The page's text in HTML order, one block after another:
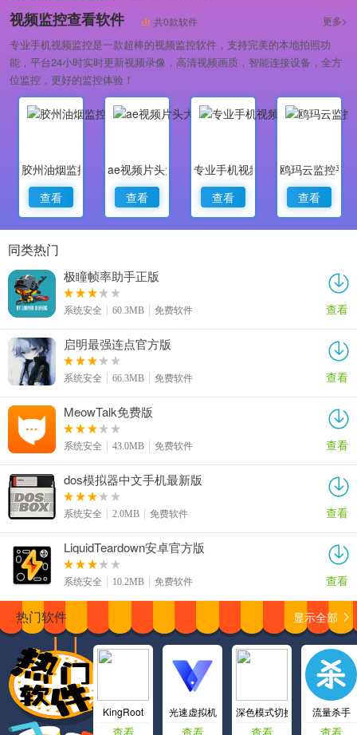
专业做婚礼策划的软件
视频监控查看软件 共0款软件 更多>
专业手机视频监控是一款超棒的视频监控软件，支持完美的本地拍照功
能，平台24小时实时更新视频录像，高清视频画质，智能连接设备，全方
位监控，更好的监控体验！
胶州油烟监控
查看
ae视频片头大师
查看
专业手机视频监控
查看
鸥玛云监控平
查看
同类热门
极瞳帧率助手正版
系统安全 60.3MB 免费软件 查看
启明最强连点官方版
系统安全 66.3MB 免费软件 查看
MeowTalk免费版
系统安全 43.0MB 免费软件 查看
dos模拟器中文手机最新版
系统安全 2.0MB 免费软件 查看
LiquidTeardown安卓官方版
系统安全 10.2MB 免费软件 查看
热门软件 显示全部
KingRoot
查看
光速虚拟机
查看
深色模式切换app
查看
流量杀手
查看